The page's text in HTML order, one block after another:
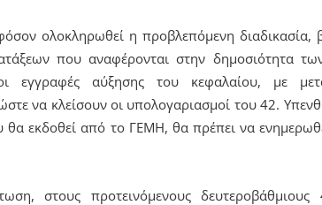
ολοκληρωθεί η προβλεπόμενη
που αναφέρονται στην δημοσιότητα
οι εγγραφές αύξησης του κεφαλαίου, με
να κλείσουν οι υπολογαριασμοί του 42.
θα εκδοθεί από το ΓΕΜΗ, θα πρέπει να
στους προτεινόμενους δευτεροβάθμιους